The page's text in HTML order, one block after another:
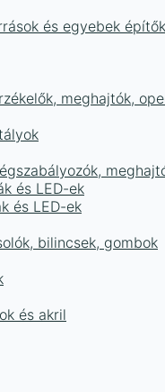
és egyebek
meghajtók,
és LED-ek
és LED-ek
bilincsek, gombok
és akril